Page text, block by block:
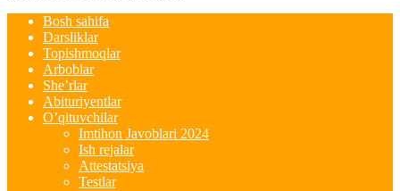
Bosh sahifa
Darsliklar
Topishmoqlar
Arboblar
She’rlar
Abituriyentlar
O’qituvchilar
Imtihon Javoblari 2024
Ish rejalar
Attestatsiya
Testlar